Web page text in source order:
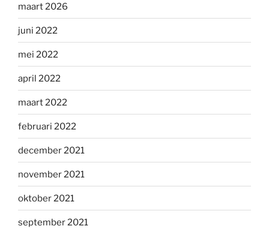
maart 2026
juni 2022
mei 2022
april 2022
maart 2022
februari 2022
december 2021
november 2021
oktober 2021
september 2021